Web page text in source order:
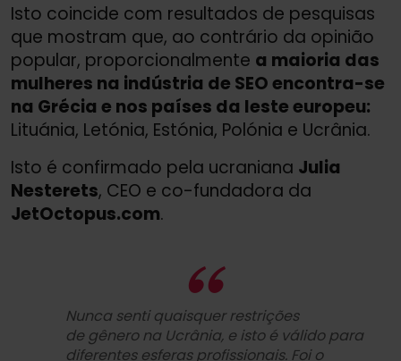
Isto coincide com resultados de pesquisas
que mostram que, ao contrário da opinião
popular, proporcionalmente a maioria das
mulheres na indústria de SEO encontra-se
na Grécia e nos países da leste europeu:
Lituánia, Letónia, Estónia, Polónia e Ucrânia.
Isto é confirmado pela ucraniana Julia
Nesterets, CEO e co-fundadora da
JetOctopus.com.
Nunca senti quaisquer restrições
de gênero na Ucrânia, e isto é válido para
diferentes esferas profissionais. Foi o